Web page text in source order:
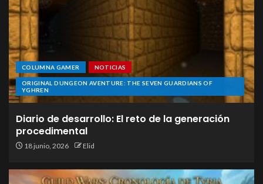
COLUMNA GAMER NOTICIAS
ORIGINAL DUNGEON AVENTURE: THE SEVEN GUARDIANS OF
YGHREN
Diario de desarrollo: El reto de la generación
procedimental
18 junio, 2026 Elid